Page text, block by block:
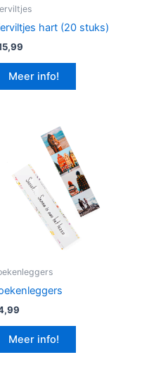
hart (20 stuks)
Meer info!
Meer info!